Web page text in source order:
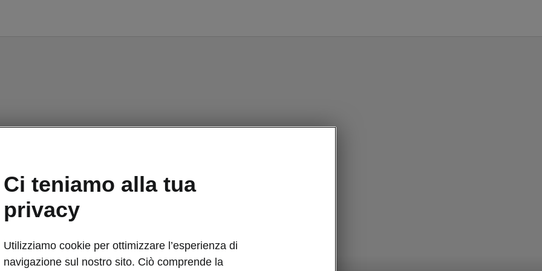
Ci teniamo alla tua
privacy
Utilizziamo cookie per ottimizzare l’esperienza di
navigazione sul nostro sito. Ciò comprende la